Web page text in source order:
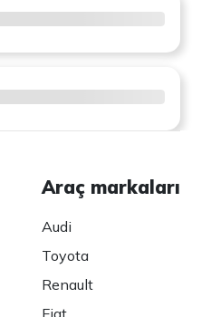
Araç markaları
Audi
Toyota
Renault
Fiat